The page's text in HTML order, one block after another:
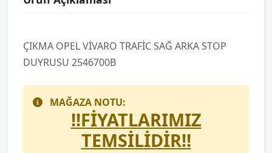
ÇIKMA OPEL VİVARO TRAFİC SAĞ ARKA STOP
DUYRUSU 2546700B
MAĞAZA NOTU:
!!FİYATLARIMIZ
TEMSİLİDİR!!